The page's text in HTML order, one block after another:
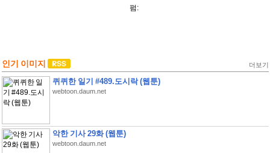
펌:
인기 이미지 더보기
퀴퀴한 일기 #489.도시락 (웹툰)
webtoon.daum.net
악한 기사 29화 (웹툰)
webtoon.daum.net